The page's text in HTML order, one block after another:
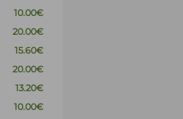
10.00€
20.00€
15.60€
20.00€
13.20€
10.00€